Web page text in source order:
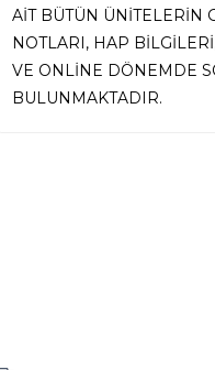
AİT BÜTÜN ÜNİTELERİN
NOTLARI, HAP
VE ONLİNE DÖNEMDE
BULUNMAKTADIR.